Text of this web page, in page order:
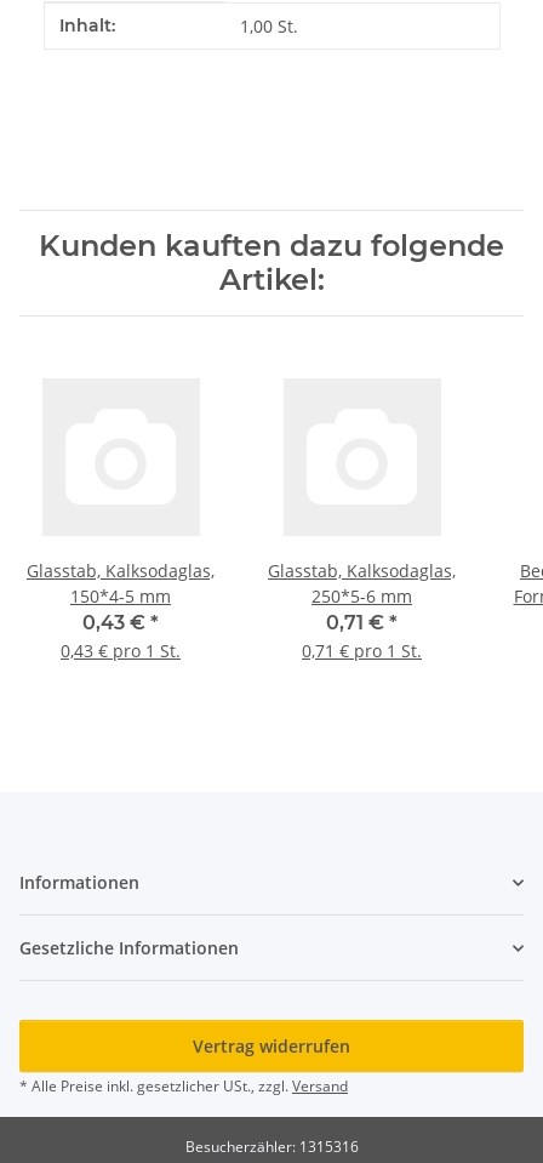
Produkteigenschaft
Wert
Inhalt: 1,00 St.
Kunden kauften dazu folgende
Artikel:
Glasstab, Kalksodaglas,
150*4-5 mm
0,43 € *
0,43 € pro 1 St.
Glasstab, Kalksodaglas,
250*5-6 mm
0,71 € *
0,71 € pro 1 St.
Informationen
Gesetzliche Informationen
Vertrag widerrufen
* Alle Preise inkl. gesetzlicher USt., zzgl.Versand
Besucherzähler: 1315316